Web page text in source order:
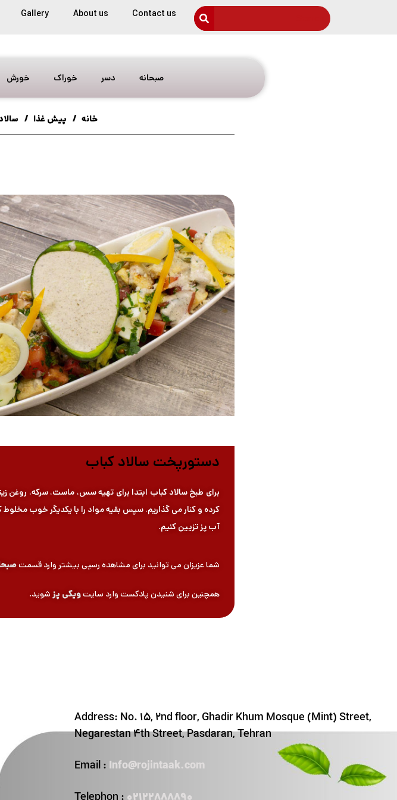
Contact us
About us
Gallery
صبحانه دسر خوراک خورش
خانه پیش غذا
دستورپخت سالاد کباب
برای طبخ سالاد کباب ابتدا برای تهیه سس، ماست، سرکه،
کرده و کنار می گذاریم. سپس بقیه مواد را با یکدیگر خوب
آب پز تزیین کنیم.
شما عزیزان می توانید برای مشاهده رسپی بیشتر وارد قسمت
همچنین برای شنیدن پادکست وارد سایتویکی پز شوید.
Address: No. 15, 2nd floor, Ghadir Khum Mosque (Mint) Street,
Negarestan 4th Street, Pasdaran, Tehran
Email : Info@rojintaak.com